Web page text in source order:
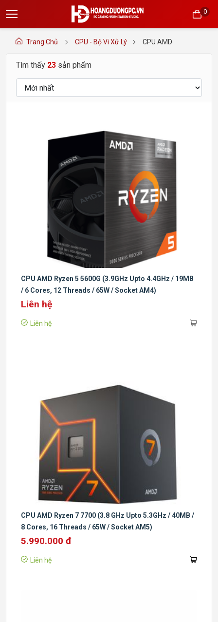
0
Trang Chủ CPU - Bộ Vi Xử Lý CPU AMD
Tìm thấy 23 sản phẩm
CPU AMD Ryzen 5 5600G (3.9GHz Upto 4.4GHz / 19MB
/ 6 Cores, 12 Threads / 65W / Socket AM4)
Liên hệ
Liên hệ
CPU AMD Ryzen 7 7700 (3.8 GHz Upto 5.3GHz / 40MB /
8 Cores, 16 Threads / 65W / Socket AM5)
5.990.000 đ
Liên hệ